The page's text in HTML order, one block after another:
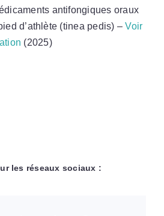
antifongiques oraux
d’athlète (tinea pedis) –Voir
(2025)
les réseaux sociaux :